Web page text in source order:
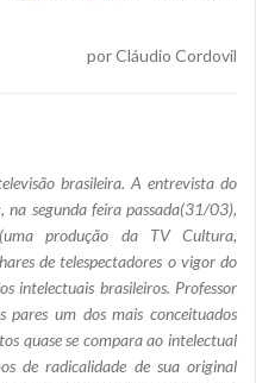
por Cláudio Cordovil
brasileira. A entrevista do
, na segunda feira passada(31/03),
produção da TV Cultura,
de telespectadores o vigor do
intelectuais brasileiros. Professor
pares um dos mais conceituados
quase se compara ao intelectual
de radicalidade de sua original